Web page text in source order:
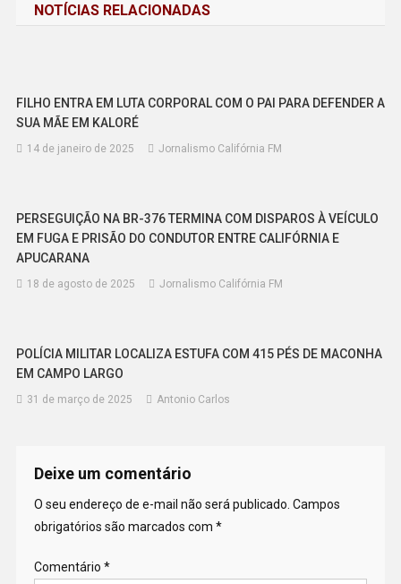
Post
NOTÍCIAS RELACIONADAS
FILHO ENTRA EM LUTA CORPORAL COM O PAI PARA DEFENDER A
SUA MÃE EM KALORÉ
14 de janeiro de 2025 Jornalismo Califórnia FM
PERSEGUIÇÃO NA BR-376 TERMINA COM DISPAROS À VEÍCULO
EM FUGA E PRISÃO DO CONDUTOR ENTRE CALIFÓRNIA E
APUCARANA
18 de agosto de 2025 Jornalismo Califórnia FM
POLÍCIA MILITAR LOCALIZA ESTUFA COM 415 PÉS DE MACONHA
EM CAMPO LARGO
31 de março de 2025 Antonio Carlos
Deixe um comentário
O seu endereço de e-mail não será publicado. Campos
obrigatórios são marcados com *
Comentário *